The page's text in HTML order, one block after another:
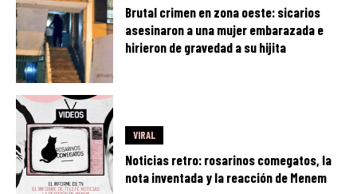
Brutal crimen en zona oeste: sicarios
asesinaron a una mujer embarazada e
hirieron de gravedad a su hijita
VIRAL
Noticias retro: rosarinos comegatos, la
nota inventada y la reacción de Menem